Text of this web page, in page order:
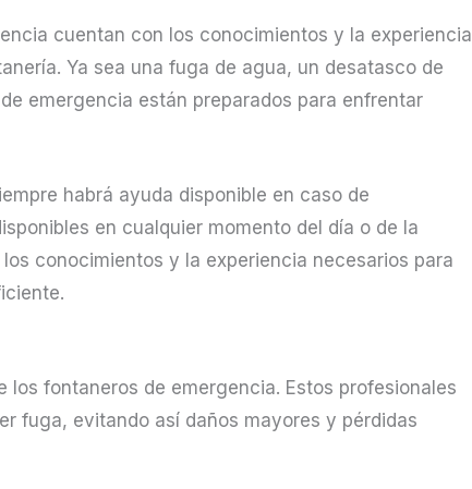
cuentan con los conocimientos y la experiencia
Ya sea una fuga de agua, un desatasco de
emergencia están preparados para enfrentar
habrá ayuda disponible en caso de
en cualquier momento del día o de la
conocimientos y la experiencia necesarios para
fontaneros de emergencia. Estos profesionales
fuga, evitando así daños mayores y pérdidas